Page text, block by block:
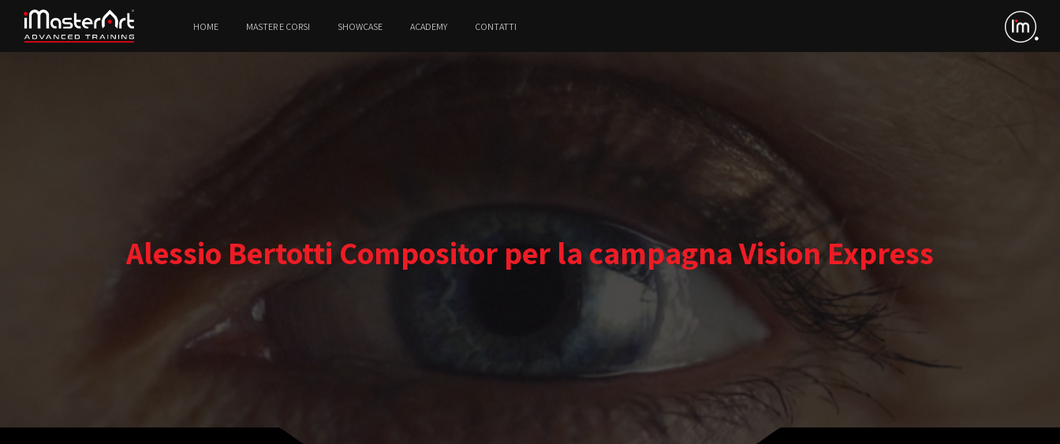
HOME MASTER E CORSI SHOWCASE ACADEMY CONTATTI
Alessio Bertotti Compositor per la campagna Vision Express